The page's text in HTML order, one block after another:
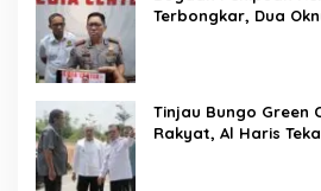
Terbongkar, Dua
Tinjau Bungo Green
Rakyat, Al Haris